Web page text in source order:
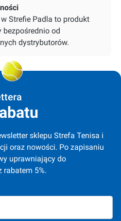
Strefie Padla to produkt
bezpośrednio od
dystrybutorów.
sklepu Strefa Tenisa i
oraz nowości. Po zapisaniu
uprawniający do
rabatem 5%.